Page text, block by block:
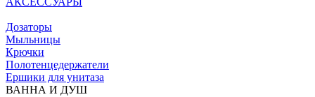
Дозаторы
Мыльницы
Крючки
Полотенцедержатели
Ершики для унитаза
ВАННА И ДУШ